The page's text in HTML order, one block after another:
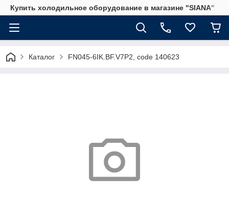
Купить холодильное оборудование в магазине "SIANA"
Каталог FN045-6IK.BF.V7P2, code 140623